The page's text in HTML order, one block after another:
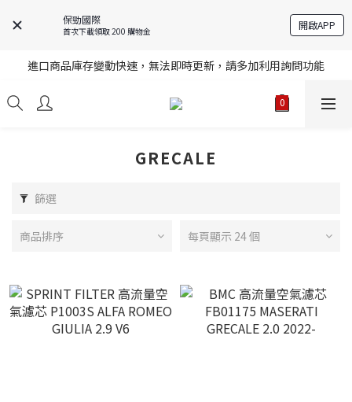
保勁國際
首次下載領取 200 購物金 開啟APP
註冊就送購物金，歡迎加入享更多優惠
註冊就送購物金，歡迎加入享更多優惠
進口商品庫存變動快速，無法即時更新，請多加利用詢問功能
註冊就送購物金，歡迎加入享更多優惠
GRECALE
篩選
商品排序 每頁顯示 24 個